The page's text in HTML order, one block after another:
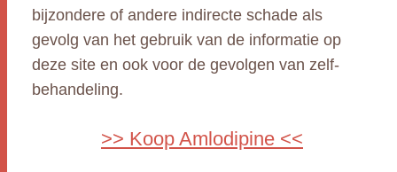
bijzondere of andere indirecte schade als
gevolg van het gebruik van de informatie op
deze site en ook voor de gevolgen van zelf-
behandeling.
>> Koop Amlodipine <<